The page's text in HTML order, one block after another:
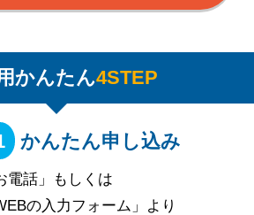
かんたん4STEP
かんたん申し込み
電話」もしくは
の入力フォーム」より